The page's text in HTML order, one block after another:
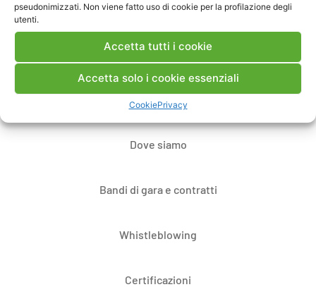
pseudonimizzati. Non viene fatto uso di cookie per la profilazione degli
utenti.
Accetta tutti i cookie
Accetta solo i cookie essenziali
CookiePrivacy
Note Legali
Dove siamo
Bandi di gara e contratti
Whistleblowing
Certificazioni